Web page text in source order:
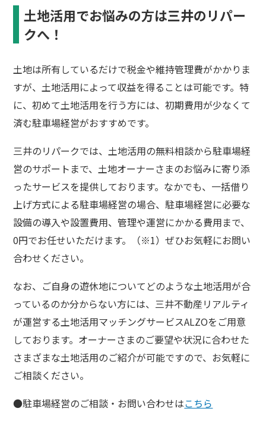
土地活用でお悩みの方は三井のリパー
クへ！
土地は所有しているだけで税金や維持管理費がかかりま
すが、土地活用によって収益を得ることは可能です。特
に、初めて土地活用を行う方には、初期費用が少なくて
済む駐車場経営がおすすめです。
三井のリパークでは、土地活用の無料相談から駐車場経
営のサポートまで、土地オーナーさまのお悩みに寄り添
ったサービスを提供しております。なかでも、一括借り
上げ方式による駐車場経営の場合、駐車場経営に必要な
設備の導入や設置費用、管理や運営にかかる費用まで、
0円でお任せいただけます。（※1）ぜひお気軽にお問い
合わせください。
なお、ご自身の遊休地についてどのような土地活用が合
っているのか分からない方には、三井不動産リアルティ
が運営する土地活用マッチングサービスALZOをご用意
しております。オーナーさまのご要望や状況に合わせた
さまざまな土地活用のご紹介が可能ですので、お気軽に
ご相談ください。
●駐車場経営のご相談・お問い合わせはこちら